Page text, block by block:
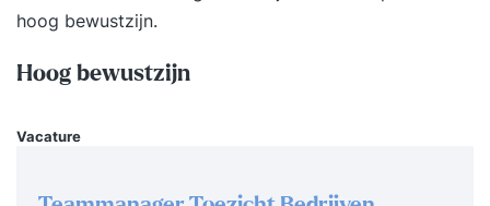
Concepten. DoelgroepDeze cursus is bedoeld
verantwoordelijkheid in de organisatie te maken
in projectvorm of in een bestaande organisatie
hoog bewustzijn.
Hoog bewustzijn
Vacature